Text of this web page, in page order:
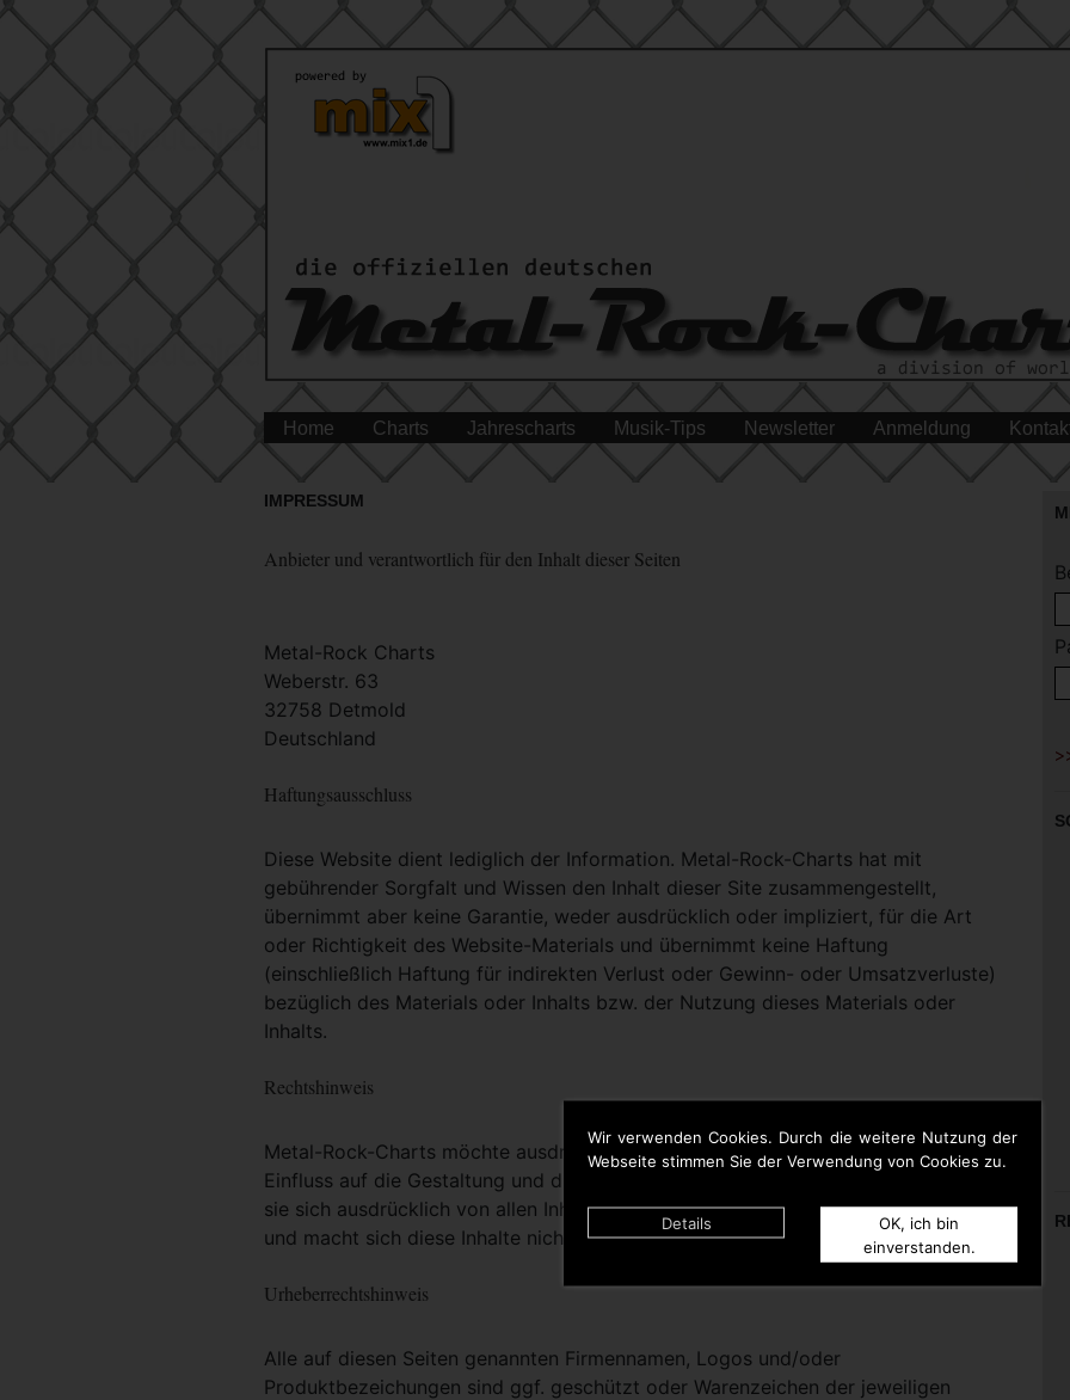
Wir verwenden Cookies. Durch die weitere Nutzung der
Webseite stimmen Sie der Verwendung von Cookies zu.
Details
OK, ich bin
einverstanden.
Home Charts Jahrescharts Musik-Tips Newsletter Anmeldung
IMPRESSUM
Anbieter und verantwortlich für den Inhalt dieser Seiten
Metal-Rock Charts
Weberstr. 63
32758 Detmold
Deutschland
Haftungsausschluss
Diese Website dient lediglich der Information. Metal-Rock-Charts hat mit
gebührender Sorgfalt und Wissen den Inhalt dieser Site zusammengestellt,
übernimmt aber keine Garantie, weder ausdrücklich oder impliziert, für die Art
oder Richtigkeit des Website-Materials und übernimmt keine Haftung
(einschließlich Haftung für indirekten Verlust oder Gewinn- oder Umsatzverluste)
bezüglich des Materials oder Inhalts bzw. der Nutzung dieses Materials oder
Inhalts.
Rechtshinweis
Metal-Rock-Charts möchte ausdrücklich darauf hinweisen, dass sie keinerlei
Einfluss auf die Gestaltung und die Inhalte gelinkter Seiten hat. Deshalb distanziert
sie sich ausdrücklich von allen Inhalten aller gelinkten Seiten auf dieser Homepage
und macht sich diese Inhalte nicht zu Eigen.
Urheberrechtshinweis
Alle auf diesen Seiten genannten Firmennamen, Logos und/oder
Produktbezeichungen sind ggf. geschützt oder Warenzeichen der jeweiligen